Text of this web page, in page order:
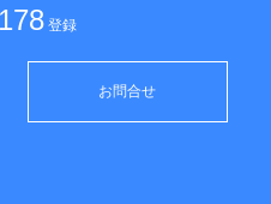
178 登録
お問合せ